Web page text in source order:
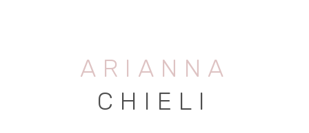
ARIANNA
CHIELI